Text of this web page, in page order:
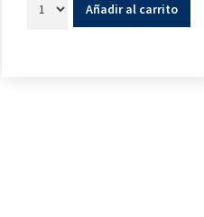
Añadir al carrito